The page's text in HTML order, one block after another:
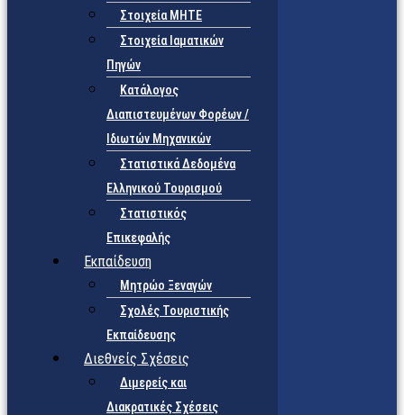
Στοιχεία ΜΗΤΕ
Στοιχεία Ιαματικών
Πηγών
Κατάλογος
Διαπιστευμένων Φορέων /
Ιδιωτών Μηχανικών
Στατιστικά Δεδομένα
Ελληνικού Τουρισμού
Στατιστικός
Επικεφαλής
Εκπαίδευση
Μητρώο Ξεναγών
Σχολές Τουριστικής
Εκπαίδευσης
Διεθνείς Σχέσεις
Διμερείς και
Διακρατικές Σχέσεις